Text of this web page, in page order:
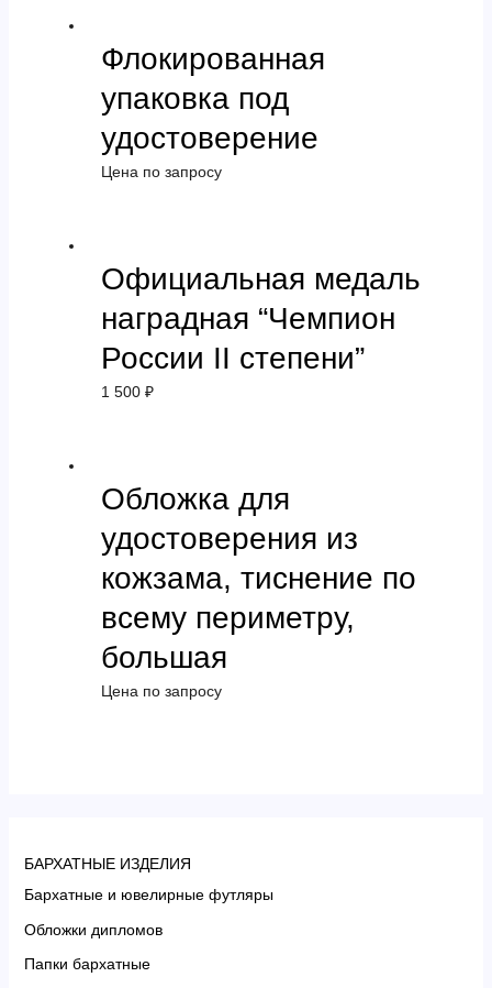
БАРХАТНЫЕ ИЗДЕЛИЯ
Бархатные и ювелирные футляры
Обложки дипломов
Папки бархатные
Флокированная
упаковка под
удостоверение
Цена по запросу
Официальная медаль
наградная “Чемпион
России II степени”
1 500 ₽
Обложка для
удостоверения из
кожзама, тиснение по
всему периметру,
большая
Цена по запросу